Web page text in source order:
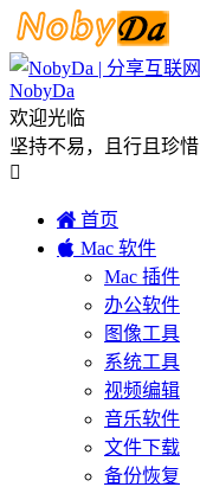
NobyDa
欢迎光临
坚持不易，且行且珍惜

 首页
 Mac 软件
Mac 插件
办公软件
图像工具
系统工具
视频编辑
音乐软件
文件下载
备份恢复